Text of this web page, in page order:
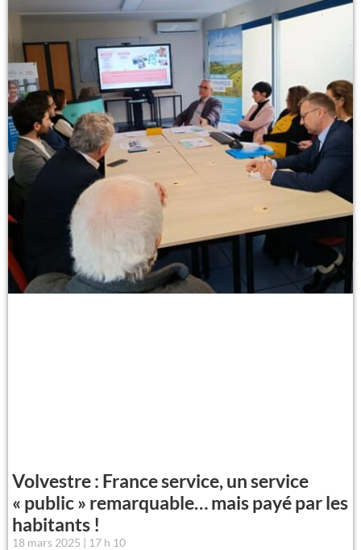
Volvestre : France service, un service
« public » remarquable… mais payé par les
habitants !
18 mars 2025 17 h 10